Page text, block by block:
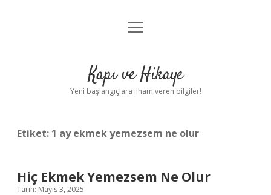
Anasayfa
Yasal Uyarı
menüyü
Kapı ve Hikaye
Yeni başlangıçlara ilham veren bilgiler!
Etiket: 1 ay ekmek yemezsem ne olur
Hiç Ekmek Yemezsem Ne Olur
Tarih: Mayıs 3, 2025